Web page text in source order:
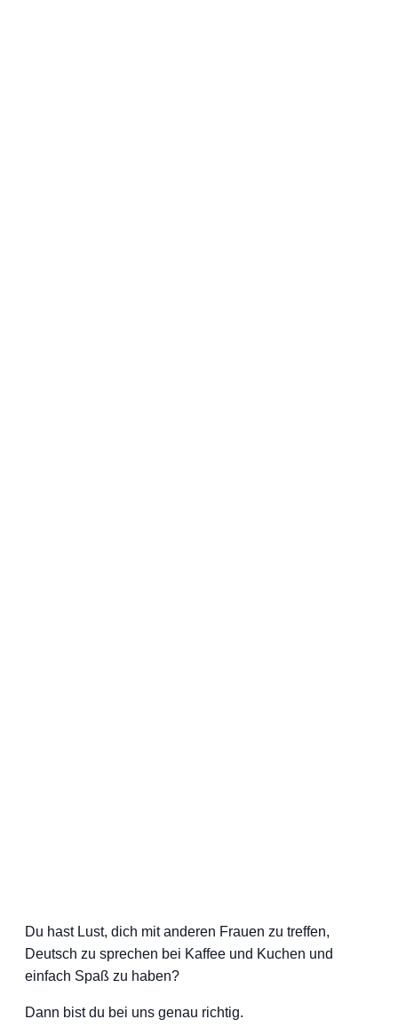
Du hast Lust, dich mit anderen Frauen zu treffen,
Deutsch zu sprechen bei Kaffee und Kuchen und
einfach Spaß zu haben?
Dann bist du bei uns genau richtig.